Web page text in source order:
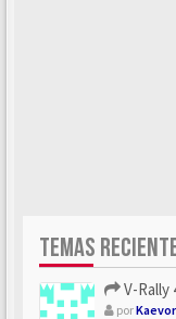
TEMAS
V-Rally 4
por